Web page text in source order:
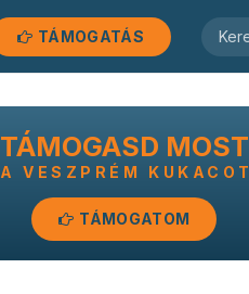
TÁMOGATÁS
TÁMOGASD MOST
A VESZPRÉM KUKACOT
TÁMOGATOM